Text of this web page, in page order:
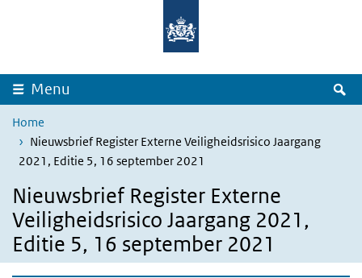
Overslaan en naar de inhoud gaan
Menu
Home
Nieuwsbrief Register Externe Veiligheidsrisico Jaargang
2021, Editie 5, 16 september 2021
Nieuwsbrief Register Externe
Veiligheidsrisico Jaargang 2021,
Editie 5, 16 september 2021